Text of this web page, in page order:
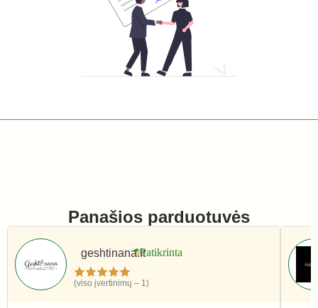
Panašios parduotuvės
geshtinana.lt
(viso įvertinimų – 1)